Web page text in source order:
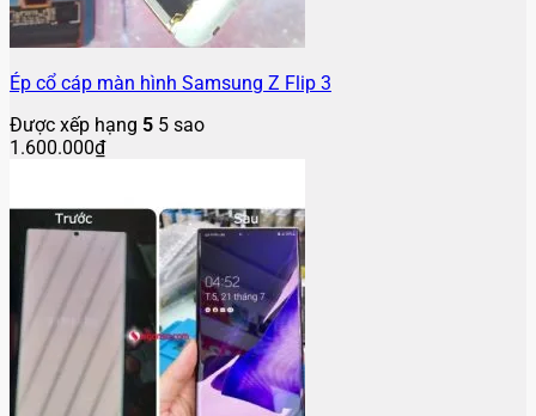
Ép cổ cáp màn hình Samsung Z Flip 3
Được xếp hạng 5 5 sao
1.600.000₫